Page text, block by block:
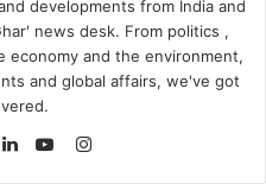
developments from India and
news desk. From politics ,
economy and the environment,
and global affairs, we've got
Instagram